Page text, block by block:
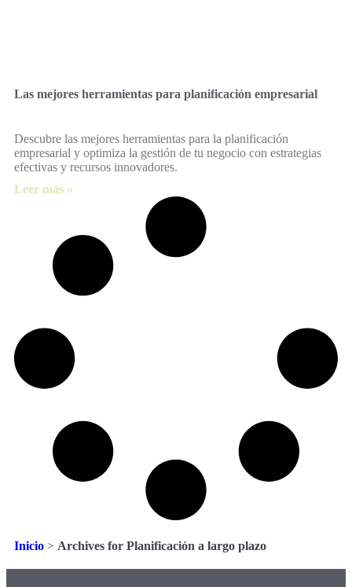
Las mejores herramientas para planificación empresarial
Descubre las mejores herramientas para la planificación
empresarial y optimiza la gestión de tu negocio con estrategias
efectivas y recursos innovadores.
Leer más »
Inicio > Archives for Planificación a largo plazo